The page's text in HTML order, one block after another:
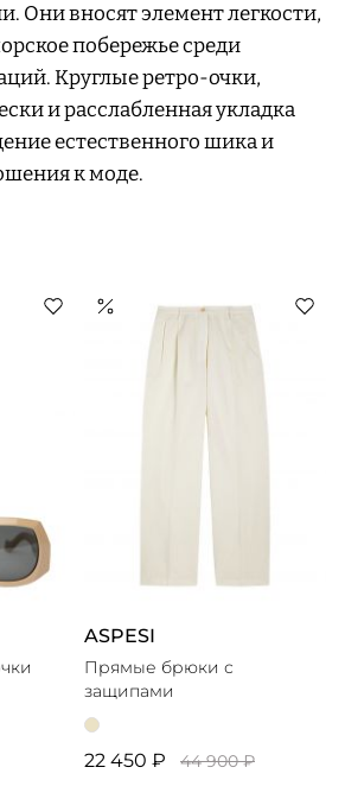
Они вносят элемент легкости,
побережье среди
Круглые ретро-очки,
и расслабленная укладка
естественного шика и
к моде.
ASPESI
Прямые брюки с
защипами
22 450 ₽ 44 900 ₽